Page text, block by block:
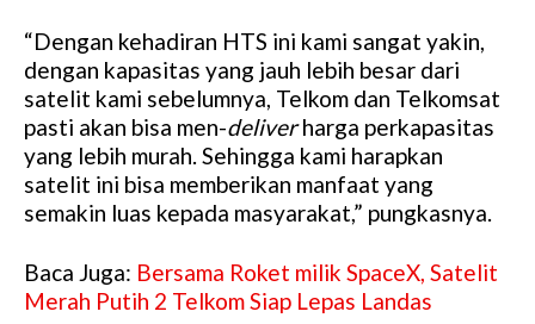
“Dengan kehadiran HTS ini kami sangat yakin,
dengan kapasitas yang jauh lebih besar dari
satelit kami sebelumnya, Telkom dan Telkomsat
pasti akan bisa men-deliverharga perkapasitas
yang lebih murah. Sehingga kami harapkan
satelit ini bisa memberikan manfaat yang
semakin luas kepada masyarakat,” pungkasnya.
Baca Juga: Bersama Roket milik SpaceX, Satelit
Merah Putih 2 Telkom Siap Lepas Landas